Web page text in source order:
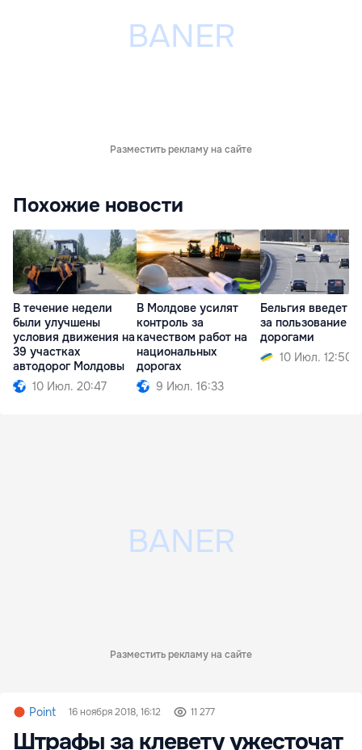
Разместить рекламу на сайте
Похожие новости
В течение недели
были улучшены
условия движения на
39 участках
автодорог Молдовы
10 Июл. 20:47
В Молдове усилят
контроль за
качеством работ на
национальных
дорогах
9 Июл. 16:33
Бельгия введет
за пользование
дорогами
10 Июл. 12:50
Разместить рекламу на сайте
Point 16 ноября 2018, 16:12 11 277
Штрафы за клевету ужесточат